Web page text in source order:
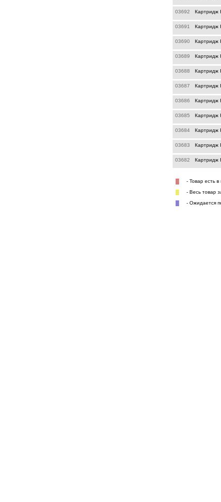
03692 Картридж
03691 Картридж
03690 Картридж
03689 Картридж
03688 Картридж
03687 Картридж
03686 Картридж
03685 Картридж
03684 Картридж
03683 Картридж
03682 Картридж
- Товар есть
- Весь товар
- Ожидается